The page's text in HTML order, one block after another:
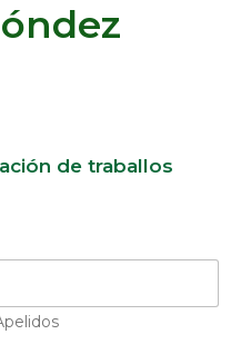
de traballos